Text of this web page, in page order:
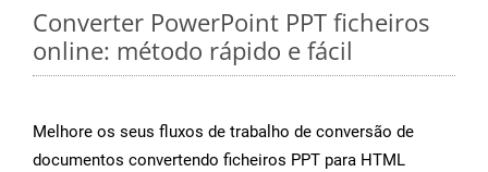
Converter PowerPoint PPT ficheiros
online: método rápido e fácil
Melhore os seus fluxos de trabalho de conversão de
documentos convertendo ficheiros PPT para HTML